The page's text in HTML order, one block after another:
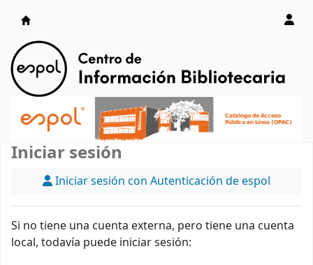
Catálogo en línea
Iniciar sesión
Iniciar sesión con Autenticación de espol
Si no tiene una cuenta externa, pero tiene una cuenta
local, todavía puede iniciar sesión: